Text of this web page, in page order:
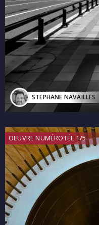
STEPHANE NAVAILLES
OEUVRE NUMÉROTÉE 1/5